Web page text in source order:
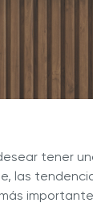
Sistema de
Inspirate con
líder en la
tener
las